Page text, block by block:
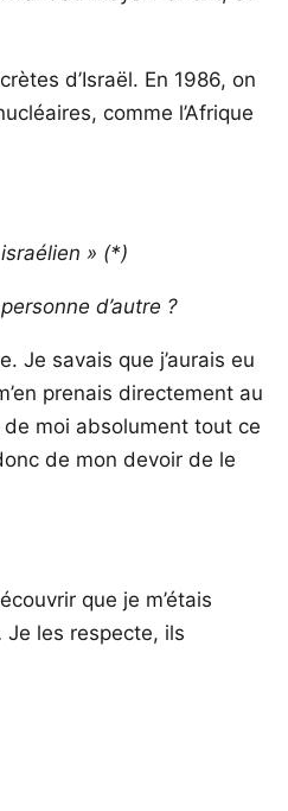
d’Israël. En 1986, on
comme l’Afrique
» (*)
d’autre ?
Je savais que j’aurais eu
prenais directement au
de moi absolument tout ce
de mon devoir de le
que je m’étais
Je les respecte, ils